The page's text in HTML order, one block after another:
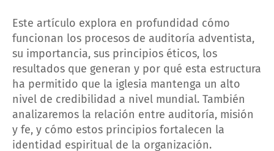
Este artículo explora en profundidad cómo
funcionan los procesos de auditoría adventista,
su importancia, sus principios éticos, los
resultados que generan y por qué esta estructura
ha permitido que la iglesia mantenga un alto
nivel de credibilidad a nivel mundial. También
analizaremos la relación entre auditoría, misión
y fe, y cómo estos principios fortalecen la
identidad espiritual de la organización.